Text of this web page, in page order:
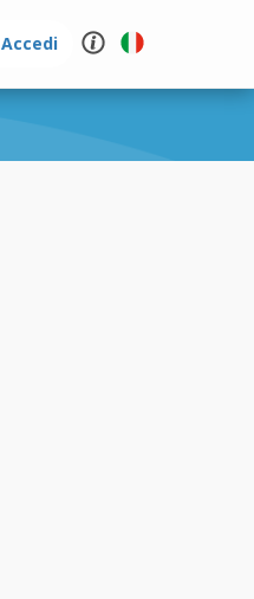
Accedi